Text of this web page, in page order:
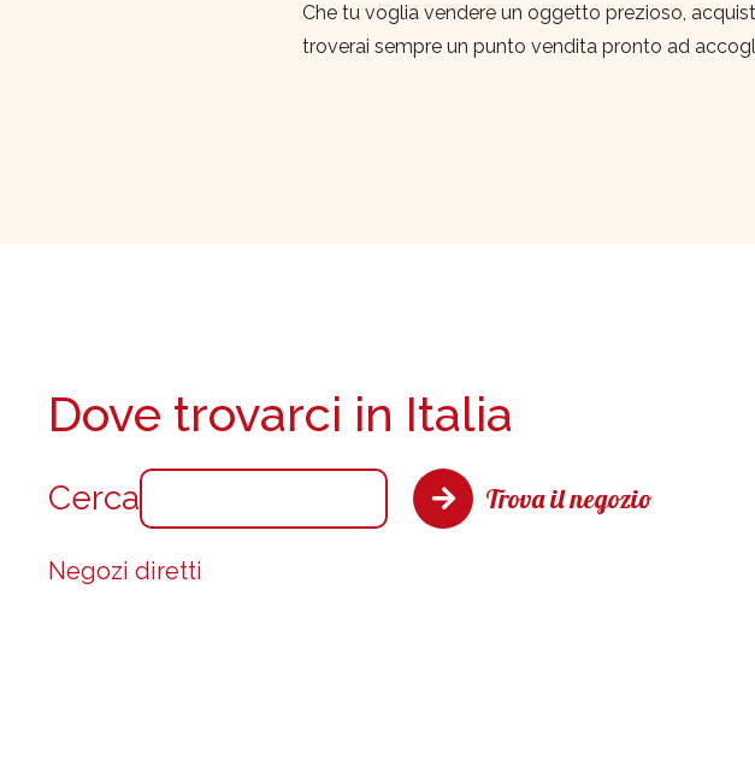
Che tu voglia vendere un oggetto prezioso,
troverai sempre un punto vendita pronto ad
Cerca Trova il negozio
Dove trovarci in Italia
Negozi diretti